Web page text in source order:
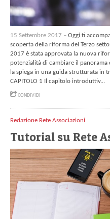
15 Settembre 2017 – Oggi ti
scoperta della riforma del Terzo
2017 è stata approvata la nuova
potenzialità di cambiare il
la spiega in una guida strutturata in
CAPITOLO 1 Il capitolo introduttiv...
CONDIVIDI
Redazione Rete Associazioni
Tutorial su Rete